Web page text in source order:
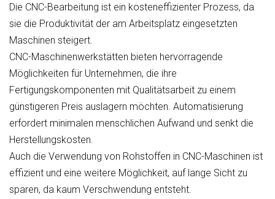
Die CNC-Bearbeitung ist ein kosteneffizienter Prozess, da
sie die Produktivität der am Arbeitsplatz eingesetzten
Maschinen steigert.
CNC-Maschinenwerkstätten bieten hervorragende
Möglichkeiten für Unternehmen, die ihre
Fertigungskomponenten mit Qualitätsarbeit zu einem
günstigeren Preis auslagern möchten. Automatisierung
erfordert minimalen menschlichen Aufwand und senkt die
Herstellungskosten.
Auch die Verwendung von Rohstoffen in CNC-Maschinen ist
effizient und eine weitere Möglichkeit, auf lange Sicht zu
sparen, da kaum Verschwendung entsteht.